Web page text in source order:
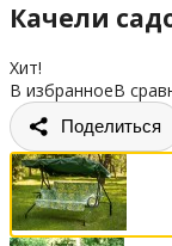
Качели
Хит!
В избранноеВ
Поделиться